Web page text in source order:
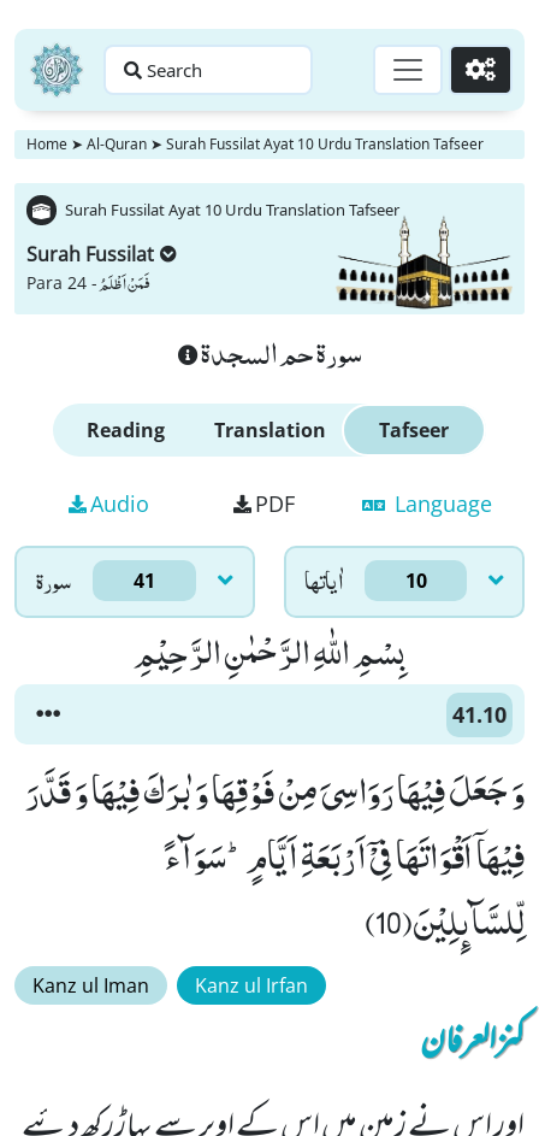
Search Go
Home ➤ Al-Quran ➤ Surah Fussilat Ayat 10 Urdu Translation Tafseer
Surah Fussilat Ayat 10 Urdu Translation Tafseer
Surah Fussilat
Para 24 -فَمَنْ اَظْلَمُ
سورة حم السجدة
Reading Translation Tafseer
Audio PDF Language
سورۃ 41 اٰياتها 10
بِسْمِ اللّٰهِ الرَّحْمٰنِ الرَّحِیْمِ
41.10
وَ جَعَلَ فِیْهَا رَوَاسِیَ مِنْ فَوْقِهَا وَ بٰرَكَ فِیْهَا وَ قَدَّرَ
فِیْهَاۤ اَقْوَاتَهَا فِیْۤ اَرْبَعَةِ اَیَّامٍؕ-سَوَآءً
لِّلسَّآىٕلِیْنَ(10)
Kanz ul Iman Kanz ul Irfan
کنزالعرفان